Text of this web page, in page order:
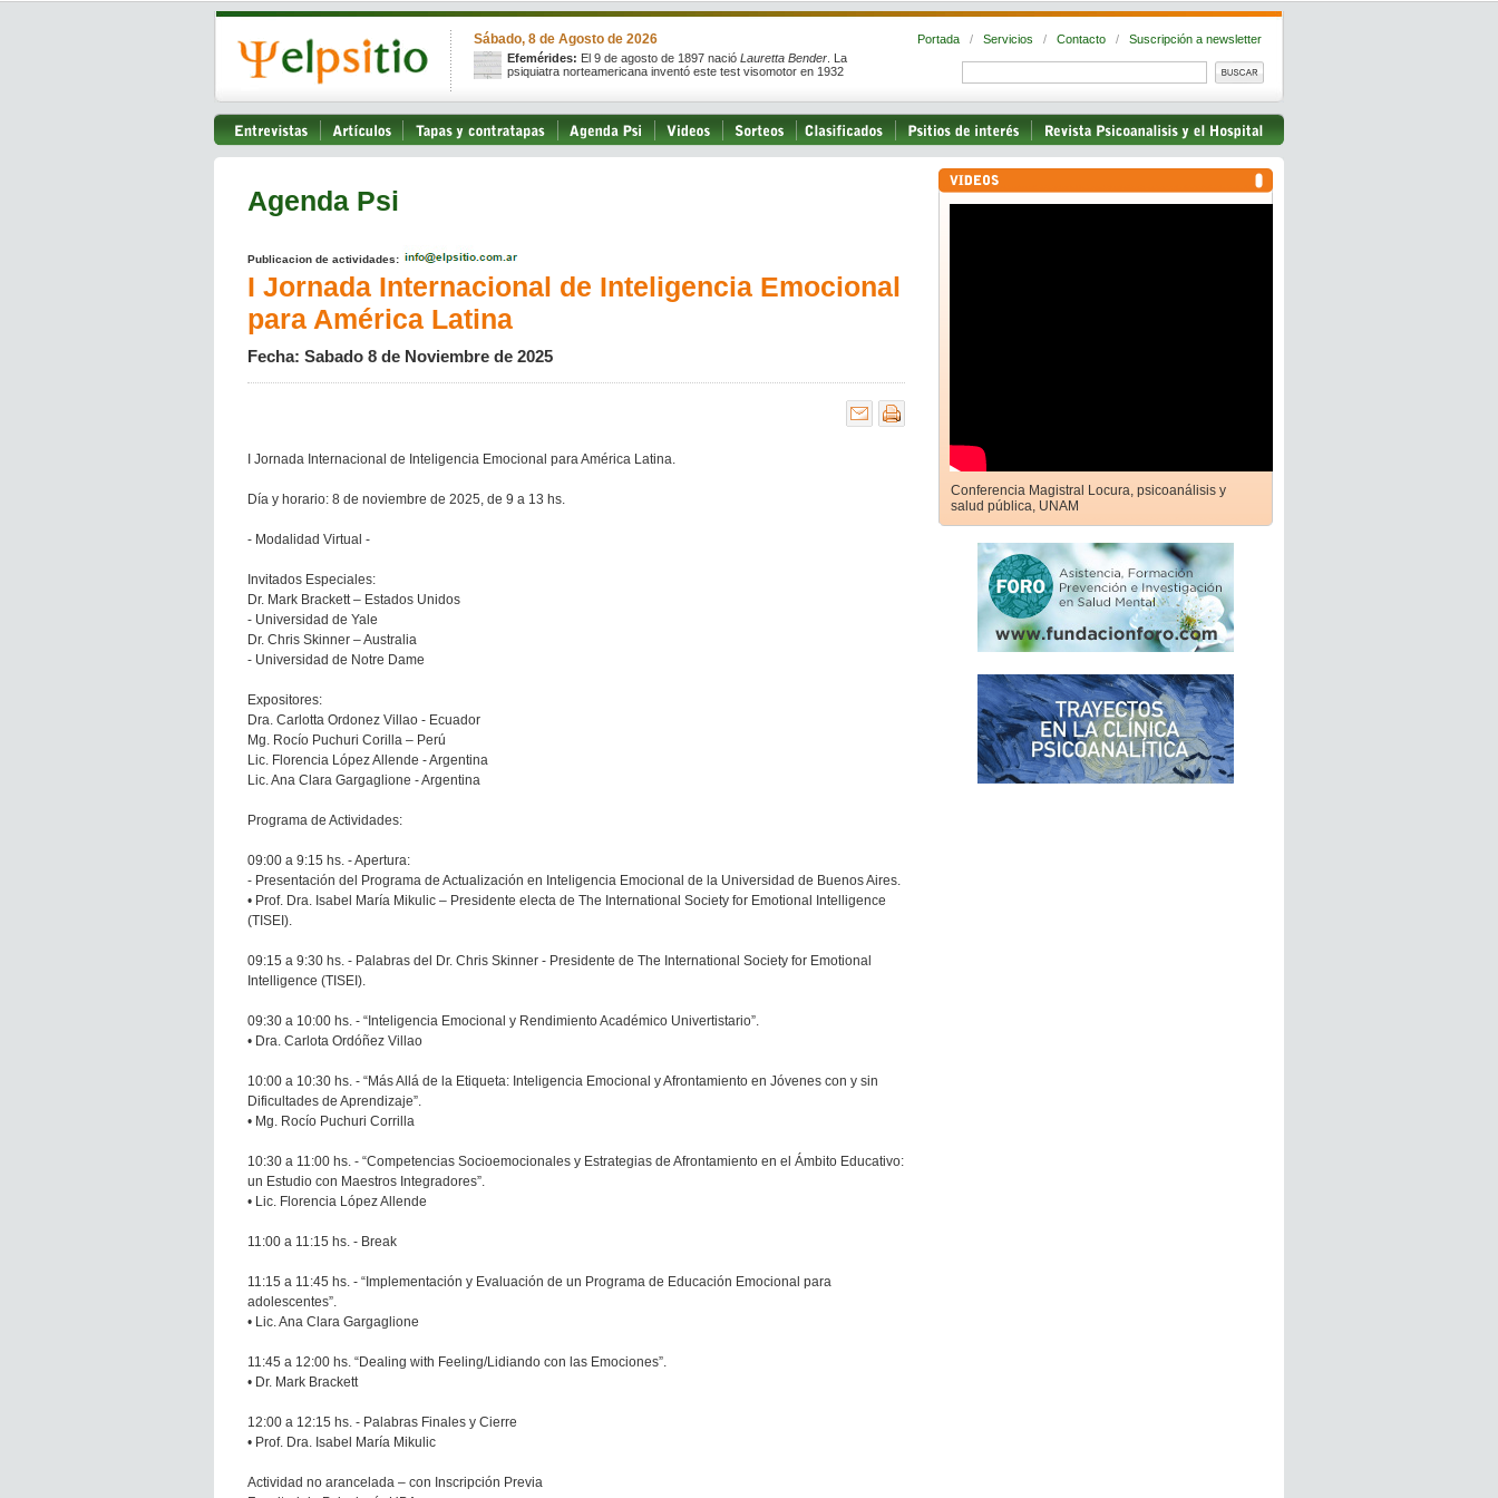
Sábado, 8 de Agosto de 2026
Efemérides: El 9 de agosto de 1897 nació Lauretta Bender . La
psiquiatra norteamericana inventó este test visomotor en 1932
Portada / Servicios / Contacto / Suscripción a newsletter
Agenda Psi
Publicacion de actividades:
I Jornada Internacional de Inteligencia Emocional
para América Latina
Fecha: Sabado 8 de Noviembre de 2025
I Jornada Internacional de Inteligencia Emocional para América Latina.
Día y horario: 8 de noviembre de 2025, de 9 a 13 hs.
- Modalidad Virtual -
Invitados Especiales:
Dr. Mark Brackett – Estados Unidos
- Universidad de Yale
Dr. Chris Skinner – Australia
- Universidad de Notre Dame
Expositores:
Dra. Carlotta Ordonez Villao - Ecuador
Mg. Rocío Puchuri Corilla – Perú
Lic. Florencia López Allende - Argentina
Lic. Ana Clara Gargaglione - Argentina
Programa de Actividades:
09:00 a 9:15 hs. - Apertura:
- Presentación del Programa de Actualización en Inteligencia Emocional de la Universidad de Buenos Aires.
• Prof. Dra. Isabel María Mikulic – Presidente electa de The International Society for Emotional Intelligence
(TISEI).
09:15 a 9:30 hs. - Palabras del Dr. Chris Skinner - Presidente de The International Society for Emotional
Intelligence (TISEI).
09:30 a 10:00 hs. - “Inteligencia Emocional y Rendimiento Académico Univertistario”.
• Dra. Carlota Ordóñez Villao
10:00 a 10:30 hs. - “Más Allá de la Etiqueta: Inteligencia Emocional y Afrontamiento en Jóvenes con y sin
Dificultades de Aprendizaje”.
• Mg. Rocío Puchuri Corrilla
10:30 a 11:00 hs. - “Competencias Socioemocionales y Estrategias de Afrontamiento en el Ámbito Educativo:
un Estudio con Maestros Integradores”.
• Lic. Florencia López Allende
11:00 a 11:15 hs. - Break
11:15 a 11:45 hs. - “Implementación y Evaluación de un Programa de Educación Emocional para
adolescentes”.
• Lic. Ana Clara Gargaglione
11:45 a 12:00 hs. “Dealing with Feeling/Lidiando con las Emociones”.
• Dr. Mark Brackett
12:00 a 12:15 hs. - Palabras Finales y Cierre
• Prof. Dra. Isabel María Mikulic
Actividad no arancelada – con Inscripción Previa
Conferencia Magistral Locura, psicoanálisis y
salud pública, UNAM